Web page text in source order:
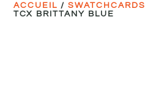
ACCUEIL /SWATCHCARDS
TCX BRITTANY BLUE